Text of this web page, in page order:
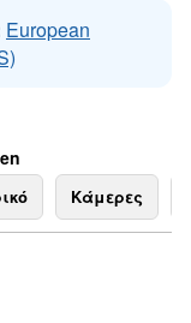
European
Κάμερες